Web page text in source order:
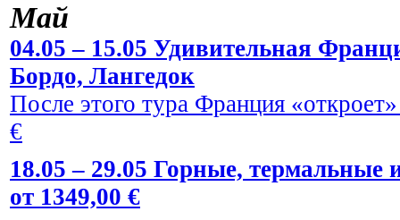
Май
04.05 – 15.05 Удивительная
Бордо, Лангедок
После этого тура Франция
€
18.05 – 29.05 Горные,
от 1349,00 €